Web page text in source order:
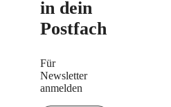
in dein
Postfach
Für
Newsletter
anmelden